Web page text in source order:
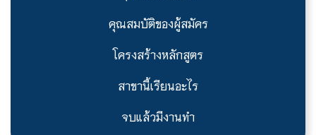
คุณสมบัติของผู้สมัคร
โครงสร้างหลักสูตร
สาขานี้เรียนอะไร
จบแล้วมีงานทำ